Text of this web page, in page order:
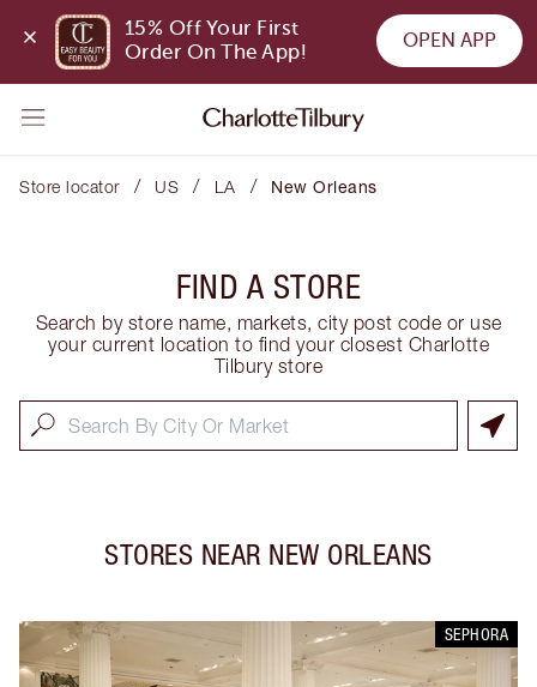
15% Off Your First
Order On The App!
OPEN APP
Store locator / US / LA / New Orleans
FIND A STORE
Search by store name, markets, city post code or use
your current location to find your closest Charlotte
Tilbury store
STORES NEAR NEW ORLEANS
SEPHORA